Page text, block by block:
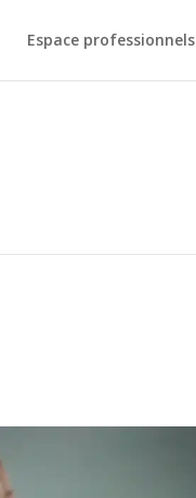
Espace professionnels